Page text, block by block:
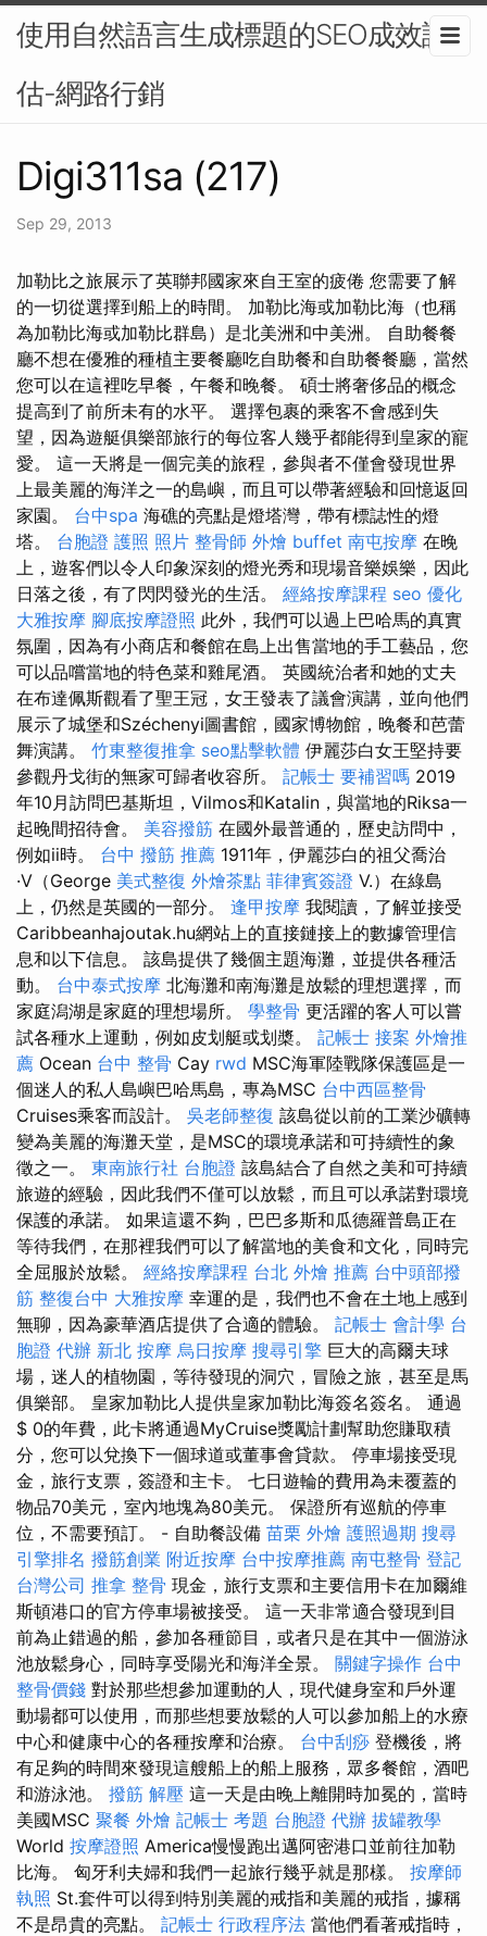
使用自然語言生成標題的SEO成效評
估-網路行銷
Digi311sa (217)
Sep 29, 2013
加勒比之旅展示了英聯邦國家來自王室的疲倦 您需要了解
的一切從選擇到船上的時間。 加勒比海或加勒比海（也稱
為加勒比海或加勒比群島）是北美洲和中美洲。 自助餐餐
廳不想在優雅的種植主要餐廳吃自助餐和自助餐餐廳，當然
您可以在這裡吃早餐，午餐和晚餐。 碩士將奢侈品的概念
提高到了前所未有的水平。 選擇包裹的乘客不會感到失
望，因為遊艇俱樂部旅行的每位客人幾乎都能得到皇家的寵
愛。 這一天將是一個完美的旅程，參與者不僅會發現世界
上最美麗的海洋之一的島嶼，而且可以帶著經驗和回憶返回
家園。 台中spa 海礁的亮點是燈塔灣，帶有標誌性的燈
塔。 台胞證 護照 照片 整骨師 外燴 buffet 南屯按摩 在晚
上，遊客們以令人印象深刻的燈光秀和現場音樂娛樂，因此
日落之後，有了閃閃發光的生活。 經絡按摩課程 seo 優化
大雅按摩 腳底按摩證照 此外，我們可以過上巴哈馬的真實
氛圍，因為有小商店和餐館在島上出售當地的手工藝品，您
可以品嚐當地的特色菜和雞尾酒。 英國統治者和她的丈夫
在布達佩斯觀看了聖王冠，女王發表了議會演講，並向他們
展示了城堡和Széchenyi圖書館，國家博物館，晚餐和芭蕾
舞演講。 竹東整復推拿 seo點擊軟體 伊麗莎白女王堅持要
參觀丹戈街的無家可歸者收容所。 記帳士 要補習嗎 2019
年10月訪問巴基斯坦，Vilmos和Katalin，與當地的Riksa一
起晚間招待會。 美容撥筋 在國外最普通的，歷史訪問中，
例如ii時。 台中 撥筋 推薦 1911年，伊麗莎白的祖父喬治
·V（George 美式整復 外燴茶點 菲律賓簽證 V.）在綠島
上，仍然是英國的一部分。 逢甲按摩 我閱讀，了解並接受
Caribbeanhajoutak.hu網站上的直接鏈接上的數據管理信
息和以下信息。 該島提供了幾個主題海灘，並提供各種活
動。 台中泰式按摩 北海灘和南海灘是放鬆的理想選擇，而
家庭潟湖是家庭的理想場所。 學整骨 更活躍的客人可以嘗
試各種水上運動，例如皮划艇或划槳。 記帳士 接案 外燴推
薦 Ocean 台中 整骨 Cay rwd MSC海軍陸戰隊保護區是一
個迷人的私人島嶼巴哈馬島，專為MSC 台中西區整骨
Cruises乘客而設計。 吳老師整復 該島從以前的工業沙礦轉
變為美麗的海灘天堂，是MSC的環境承諾和可持續性的象
徵之一。 東南旅行社 台胞證 該島結合了自然之美和可持續
旅遊的經驗，因此我們不僅可以放鬆，而且可以承諾對環境
保護的承諾。 如果這還不夠，巴巴多斯和瓜德羅普島正在
等待我們，在那裡我們可以了解當地的美食和文化，同時完
全屈服於放鬆。 經絡按摩課程 台北 外燴 推薦 台中頭部撥
筋 整復台中 大雅按摩 幸運的是，我們也不會在土地上感到
無聊，因為豪華酒店提供了合適的體驗。 記帳士 會計學 台
胞證 代辦 新北 按摩 烏日按摩 搜尋引擎 巨大的高爾夫球
場，迷人的植物園，等待發現的洞穴，冒險之旅，甚至是馬
俱樂部。 皇家加勒比人提供皇家加勒比海簽名簽名。 通過
$ 0的年費，此卡將通過MyCruise獎勵計劃幫助您賺取積
分，您可以兌換下一個球道或董事會貸款。 停車場接受現
金，旅行支票，簽證和主卡。 七日遊輪的費用為未覆蓋的
物品70美元，室內地塊為80美元。 保證所有巡航的停車
位，不需要預訂。 - 自助餐設備 苗栗 外燴 護照過期 搜尋
引擎排名 撥筋創業 附近按摩 台中按摩推薦 南屯整骨 登記
台灣公司 推拿 整骨 現金，旅行支票和主要信用卡在加爾維
斯頓港口的官方停車場被接受。 這一天非常適合發現到目
前為止錯過的船，參加各種節目，或者只是在其中一個游泳
池放鬆身心，同時享受陽光和海洋全景。 關鍵字操作 台中
整骨價錢 對於那些想參加運動的人，現代健身室和戶外運
動場都可以使用，而那些想要放鬆的人可以參加船上的水療
中心和健康中心的各種按摩和治療。 台中刮痧 登機後，將
有足夠的時間來發現這艘船上的船上服務，眾多餐館，酒吧
和游泳池。 撥筋 解壓 這一天是由晚上離開時加冕的，當時
美國MSC 聚餐 外燴 記帳士 考題 台胞證 代辦 拔罐教學
World 按摩證照 America慢慢跑出邁阿密港口並前往加勒
比海。 匈牙利夫婦和我們一起旅行幾乎就是那樣。 按摩師
執照 St.套件可以得到特別美麗的戒指和美麗的戒指，據稱
不是昂貴的亮點。 記帳士 行政程序法 當他們看著戒指時，